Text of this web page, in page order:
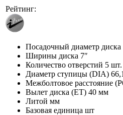
Рейтинг:
Посадочный диаметр диска
Ширины диска 7″
Количество отверстий 5 шт.
Диаметр ступицы (DIA)
Межболтовое расстояние
Вылет диска (ET) 40 мм
Литой мм
Базовая единица шт